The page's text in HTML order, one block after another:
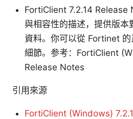
FortiClient 7.2.14 Release
與相容性的描述，提供版本
資料。你可以從 Fortinet
細節。参考：FortiClient
Release Notes
引用來源
FortiClient (Windows)